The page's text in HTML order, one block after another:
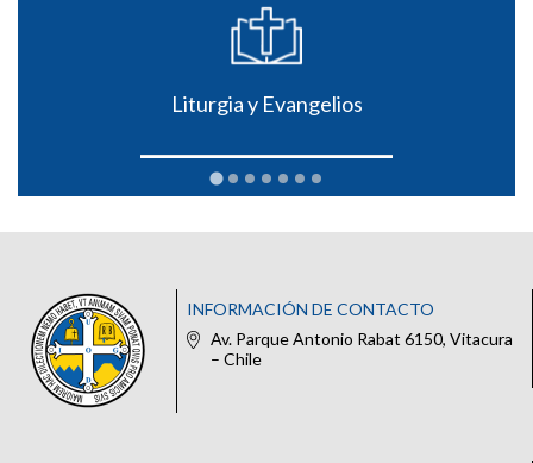
Liturgia y Evangelios
INFORMACIÓN DE CONTACTO
Av. Parque Antonio Rabat 6150, Vitacura
– Chile